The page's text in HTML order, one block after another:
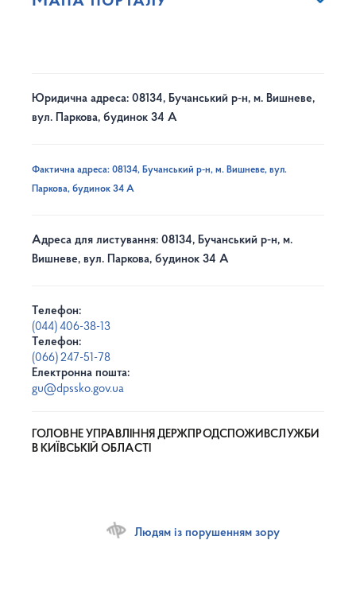
Юридична адреса: 08134, Бучанський р-н, м. Вишневе,
вул. Паркова, будинок 34 А
Фактична адреса: 08134, Бучанський р-н, м. Вишневе, вул.
Паркова, будинок 34 А
Адреса для листування: 08134, Бучанський р-н, м.
Вишневе, вул. Паркова, будинок 34 А
Телефон:
(044) 406-38-13
Телефон:
(066) 247-51-78
Електронна пошта:
gu@dpssko.gov.ua
ГОЛОВНЕ УПРАВЛІННЯ ДЕРЖПРОДСПОЖИВСЛУЖБИ
В КИЇВСЬКІЙ ОБЛАСТІ
Людям із порушенням зору